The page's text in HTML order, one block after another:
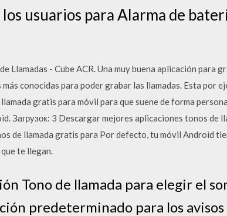
usuarios para Alarma de
Llamadas - Cube ACR. Una muy buena aplicación para
conocidas para poder grabar las llamadas. Esta por
gratis para móvil para que suene de forma
Загрузок: 3 Descargar mejores aplicaciones tonos de
de llamada gratis para Por defecto, tu móvil Android
te llegan.
Tono de llamada para elegir el
predeterminado para los